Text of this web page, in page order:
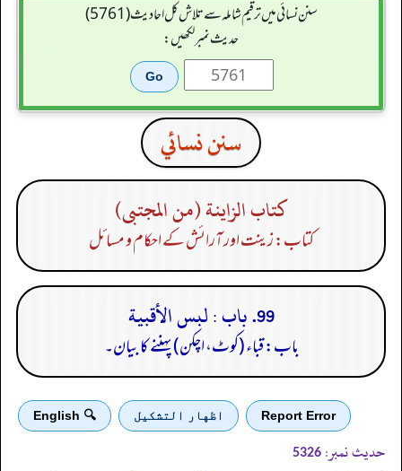
سنن نسائی میں ترقیم شاملہ سے تلاش کل احادیث (5761)
حدیث نمبر لکھیں:
سنن نسائي
كتاب الزاينة (من المجتبى)
کتاب: زینت اور آرائش کے احکام و مسائل
99. باب : لبس الأقبية
باب: قباء (کوٹ، اچکن) پہننے کا بیان۔
Report Error اظهار التشكيل 🔍 English
حدیث نمبر: 5326